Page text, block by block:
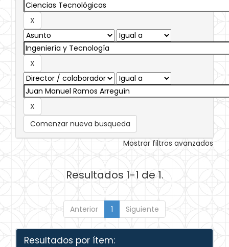
Comenzar nueva busqueda
Mostrar filtros avanzados
Resultados 1-1 de 1.
Anterior 1 Siguiente
Resultados por ítem: